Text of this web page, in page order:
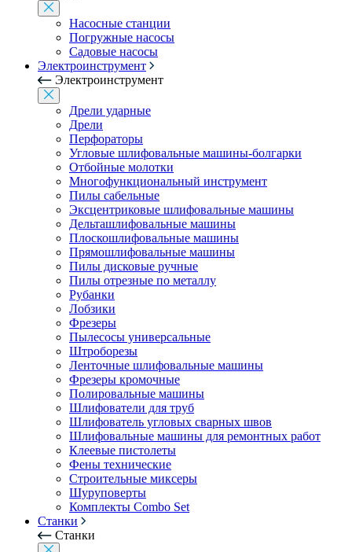
Насосные станции
Погружные насосы
Садовые насосы
Электроинструмент
Электроинструмент
Дрели ударные
Дрели
Перфораторы
Угловые шлифовальные машины-болгарки
Отбойные молотки
Многофункциональный инструмент
Пилы сабельные
Эксцентриковые шлифовальные машины
Дельташлифовальные машины
Плоскошлифовальные машины
Прямошлифовальные машины
Пилы дисковые ручные
Пилы отрезные по металлу
Рубанки
Лобзики
Фрезеры
Пылесосы универсальные
Штроборезы
Ленточные шлифовальные машины
Фрезеры кромочные
Полировальные машины
Шлифователи для труб
Шлифователь угловых сварных швов
Шлифовальные машины для ремонтных работ
Клеевые пистолеты
Фены технические
Строительные миксеры
Шуруповерты
Комплекты Combo Set
Станки
Станки